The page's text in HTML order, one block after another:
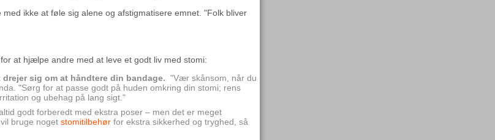
ikke at føle sig alene og afstigmatisere emnet. "Folk bliver
at hjælpe andre med at leve et godt liv med stomi:
sig om at håndtere din bandage. "Vær skånsom, når du
"Sørg for at passe godt på huden omkring din stomi; rens
og ubehag på lang sigt."
godt forberedt med ekstra poser – men det er meget
bruge noget stomitilbehør for ekstra sikkerhed og tryghed, så